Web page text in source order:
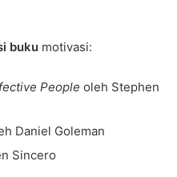
buku motivasi:
People oleh Stephen
Daniel Goleman
Sincero